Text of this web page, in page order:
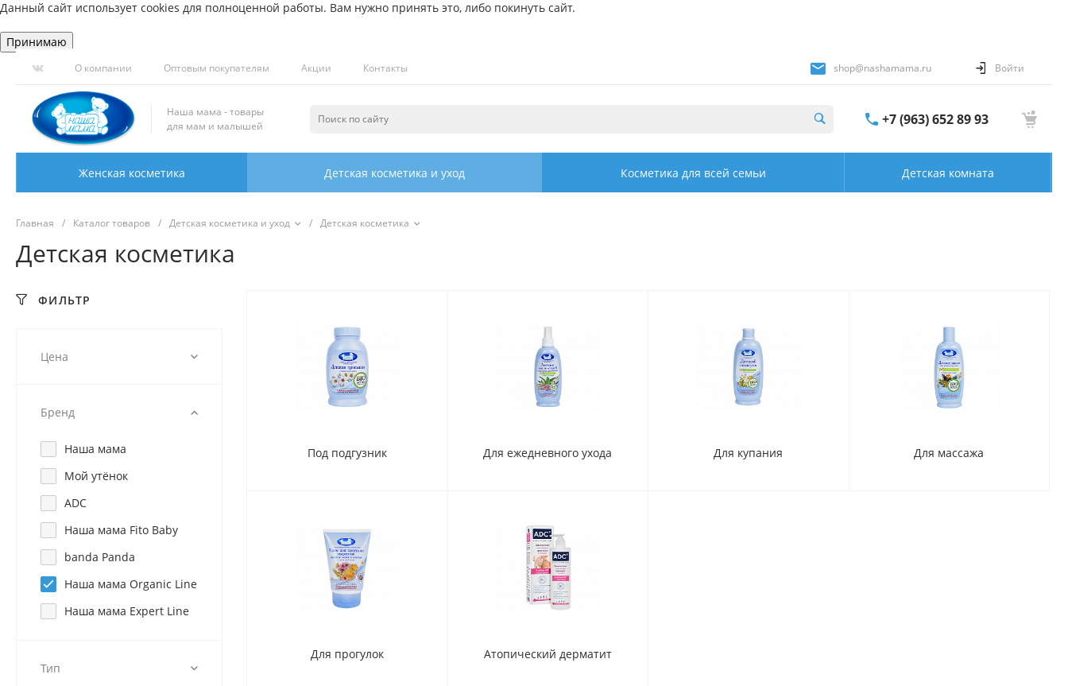
Данный сайт использует cookies для полноценной работы. Вам нужно принять это, либо покинуть сайт.
Принимаю
О компании Оптовым покупателям Акции Контакты shop@nashamama.ru Войти
Наша мама - товары
для мам и малышей
+7 (963) 652 89 93
Женская косметика Детская косметика и уход Косметика для всей семьи Детская комната
Главная / Каталог товаров / Детская косметика и уход / Детская косметика
Детская косметика
ФИЛЬТР
Цена
Бренд
Наша мама
Мой утёнок
ADC
Наша мама Fito Baby
banda Panda
Наша мама Organic Line
Наша мама Expert Line
Тип
Под подгузник Для ежедневного ухода Для купания Для массажа
Для прогулок Атопический дерматит